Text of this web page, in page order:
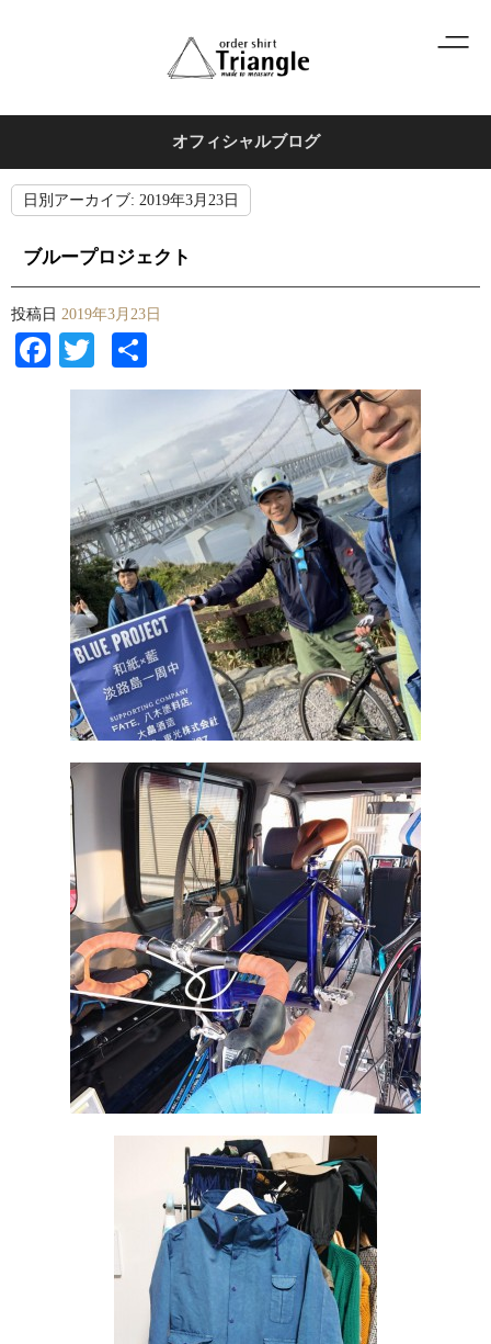
オフィシャルブログ
日別アーカイブ: 2019年3月23日
ブループロジェクト
投稿日 2019年3月23日
Facebook
Twitter
有